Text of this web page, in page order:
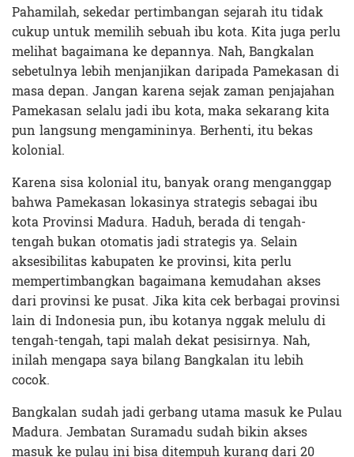
Pahamilah, sekedar pertimbangan sejarah itu tidak
cukup untuk memilih sebuah ibu kota. Kita juga perlu
melihat bagaimana ke depannya. Nah, Bangkalan
sebetulnya lebih menjanjikan daripada Pamekasan di
masa depan. Jangan karena sejak zaman penjajahan
Pamekasan selalu jadi ibu kota, maka sekarang kita
pun langsung mengamininya. Berhenti, itu bekas
kolonial.
Karena sisa kolonial itu, banyak orang menganggap
bahwa Pamekasan lokasinya strategis sebagai ibu
kota Provinsi Madura. Haduh, berada di tengah-
tengah bukan otomatis jadi strategis ya. Selain
aksesibilitas kabupaten ke provinsi, kita perlu
mempertimbangkan bagaimana kemudahan akses
dari provinsi ke pusat. Jika kita cek berbagai provinsi
lain di Indonesia pun, ibu kotanya nggak melulu di
tengah-tengah, tapi malah dekat pesisirnya. Nah,
inilah mengapa saya bilang Bangkalan itu lebih
cocok.
Bangkalan sudah jadi gerbang utama masuk ke Pulau
Madura. Jembatan Suramadu sudah bikin akses
masuk ke pulau ini bisa ditempuh kurang dari 20